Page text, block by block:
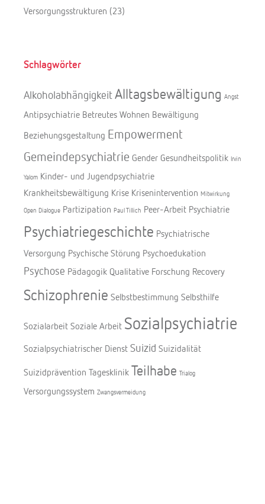
Versorgungsstrukturen (23)
Schlagwörter
AlkoholabhängigkeitAlltagsbewältigung Angst
Antipsychiatrie Betreutes Wohnen Bewältigung
Beziehungsgestaltung Empowerment
Gemeindepsychiatrie Gender Gesundheitspolitik Irvin
Yalom Kinder- und Jugendpsychiatrie
Krankheitsbewältigung Krise Krisenintervention Mitwirkung
Open Dialogue Partizipation Paul Tillich Peer-Arbeit Psychiatrie
Psychiatriegeschichte Psychiatrische
Versorgung Psychische Störung Psychoedukation
Psychose Pädagogik Qualitative Forschung Recovery
Schizophrenie Selbstbestimmung Selbsthilfe
Sozialarbeit Soziale Arbeit Sozialpsychiatrie
Sozialpsychiatrischer Dienst Suizid Suizidalität
Suizidprävention Tagesklinik Teilhabe Trialog
Versorgungssystem Zwangsvermeidung